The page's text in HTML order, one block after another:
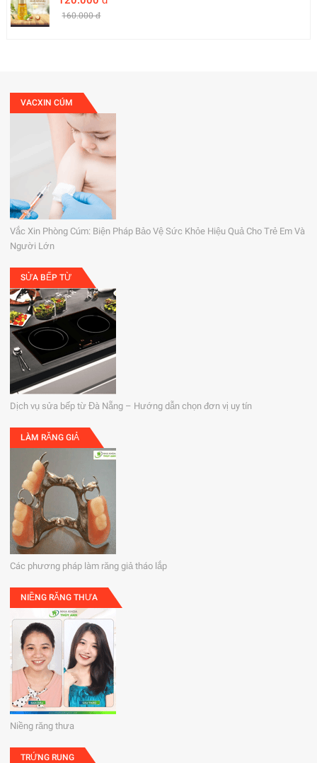
160.000 đ
VACXIN CÚM
Vắc Xin Phòng Cúm: Biện Pháp Bảo Vệ Sức Khỏe Hiệu Quả Cho Trẻ Em Và
Người Lớn
SỬA BẾP TỪ
Dịch vụ sửa bếp từ Đà Nẵng – Hướng dẫn chọn đơn vị uy tín
LÀM RĂNG GIẢ
Các phương pháp làm răng giả tháo lắp
NIỀNG RĂNG THƯA
Niềng răng thưa
TRỨNG RUNG